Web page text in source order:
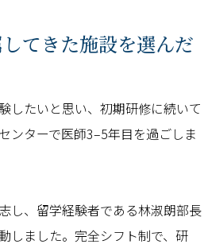
したいと思い、初期研修に続いて
ンターで医師3–5年目を過ごしま
し、留学経験者である林淑朗部長
しました。完全シフト制で、研